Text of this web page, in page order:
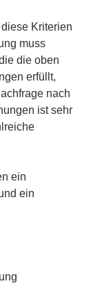
muss
die oben
erfüllt,
nach
ist sehr
ein